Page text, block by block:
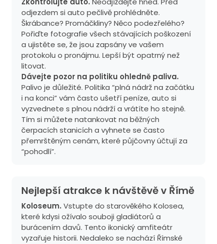
odjezdem si auto pečlivě prohlédněte.
Škrábance? Promáčkliny? Něco podezřelého?
Pořiďte fotografie všech stávajících poškození
a ujistěte se, že jsou zapsány ve vašem
protokolu o pronájmu. Lepší být opatrný než
litovat.
Dávejte pozor na politiku ohledně paliva.
Palivo je důležité. Politika “plná nádrž na začátku
i na konci” vám často ušetří peníze, auto si
vyzvednete s plnou nádrží a vrátíte ho stejně.
Tím si můžete natankovat na běžných
čerpacích stanicích a vyhnete se často
přemrštěným cenám, které půjčovny účtují za
“pohodlí”.
Nejlepší atrakce k návštěvě v Římě
Koloseum. Vstupte do starověkého Kolosea,
které kdysi ožívalo souboji gladiátorů a
burácením davů. Tento ikonický amfiteátr
vyzařuje historii. Nedaleko se nachází Římské